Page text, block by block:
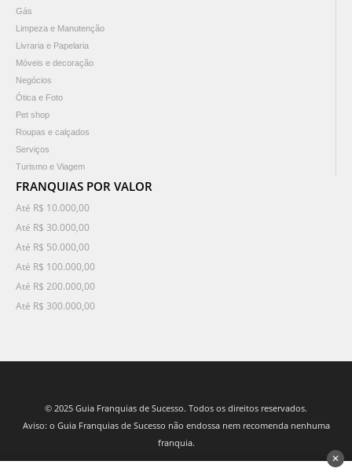
Gás
Limpeza e Manutenção
Livraria e Papelaria
Móveis e decoração
Negócios
Ótica e Foto
Pet shop
Roupas e calçados
Serviços
Turismo e Viagem
FRANQUIAS POR VALOR
Até R$ 10.000,00
Até R$ 30.000,00
Até R$ 50.000,00
Até R$ 100.000,00
Até R$ 200.000,00
Até R$ 300.000,00
© 2025 Guia Franquias de Sucesso. Todos os direitos reservados.
Aviso: o Guia Franquias de Sucesso não endossa nem recomenda nenhuma
franquia.
✕